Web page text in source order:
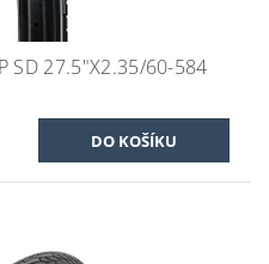
SD 27.5"X2.35/60-584